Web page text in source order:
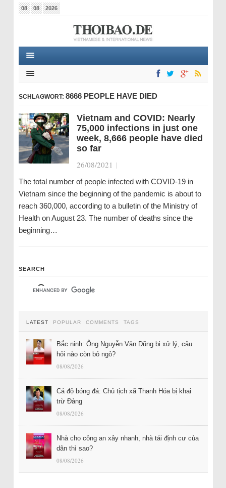
08 08 2026
SCHLAGWORT: 8666 PEOPLE HAVE DIED
Vietnam and COVID: Nearly
75,000 infections in just one
week, 8,666 people have died
so far
26/08/2021 |
The total number of people infected with COVID-19 in
Vietnam since the beginning of the pandemic is about to
reach 360,000, according to a bulletin of the Ministry of
Health on August 23. The number of deaths since the
beginning…
SEARCH
LATEST POPULAR COMMENTS TAGS
Bắc ninh: Ông Nguyễn Văn Dũng bị xử lý, câu
hỏi nào còn bỏ ngỏ?
08/08/2026
Cá độ bóng đá: Chủ tịch xã Thanh Hóa bị khai
trừ Đảng
08/08/2026
Nhà cho công an xây nhanh, nhà tái định cư của
dân thì sao?
08/08/2026